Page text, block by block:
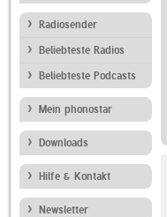
Radiosender
Beliebteste Radios
Beliebteste Podcasts
Mein phonostar
Downloads
Hilfe & Kontakt
Newsletter